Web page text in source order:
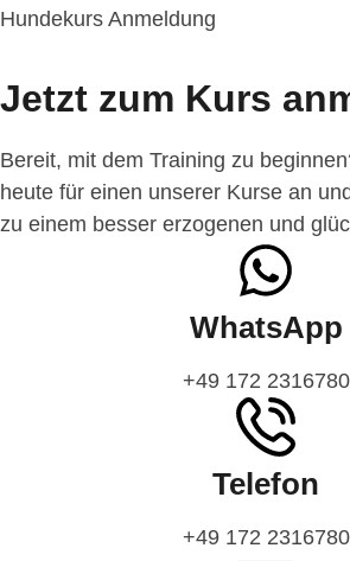
Hundekurs Anmeldung
Jetzt zum Kurs
Bereit, mit dem Training zu
heute für einen unserer Kurse an
zu einem besser erzogenen und
WhatsApp
‭+49 172 2316780‬
Telefon
‭+49 172 2316780‬